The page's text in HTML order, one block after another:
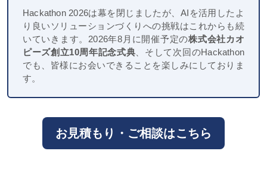
Hackathon 2026は幕を閉じましたが、AIを活用したよ
り良いソリューションづくりへの挑戦はこれからも続
いていきます。2026年8月に開催予定の株式会社カオ
ピーズ創立10周年記念式典 、そして次回のHackathon
でも、皆様にお会いできることを楽しみにしておりま
す。
お見積もり・ご相談はこちら